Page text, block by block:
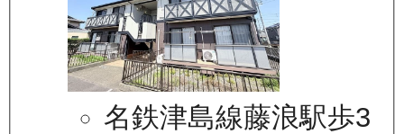
名鉄津島線藤浪駅歩3